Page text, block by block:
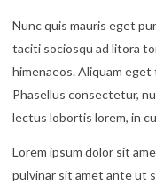
Nunc quis mauris eget
taciti sociosqu ad litora
himenaeos. Aliquam eget
Phasellus consectetur,
lectus lobortis lorem, in
Lorem ipsum dolor sit
pulvinar sit amet ante ut